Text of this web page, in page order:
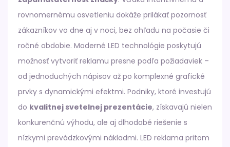
rovnomernému osvetleniu dokáže prilákať pozornosť
zákazníkov vo dne aj v noci, bez ohľadu na počasie či
ročné obdobie. Moderné LED technológie poskytujú
možnosť vytvoriť reklamu presne podľa požiadaviek –
od jednoduchých nápisov až po komplexné grafické
prvky s dynamickými efektmi. Podniky, ktoré investujú
do kvalitnej svetelnej prezentácie, získavajú nielen
konkurenčnú výhodu, ale aj dlhodobé riešenie s
nízkymi prevádzkovými nákladmi. LED reklama pritom